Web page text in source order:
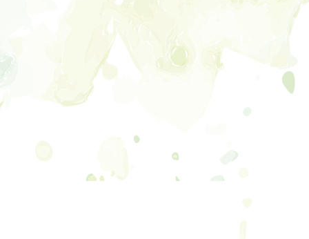
bariatryczne
dzieci i młodzieży
rodzinna
Trening Umiejętności Społecznych dla dzieci i